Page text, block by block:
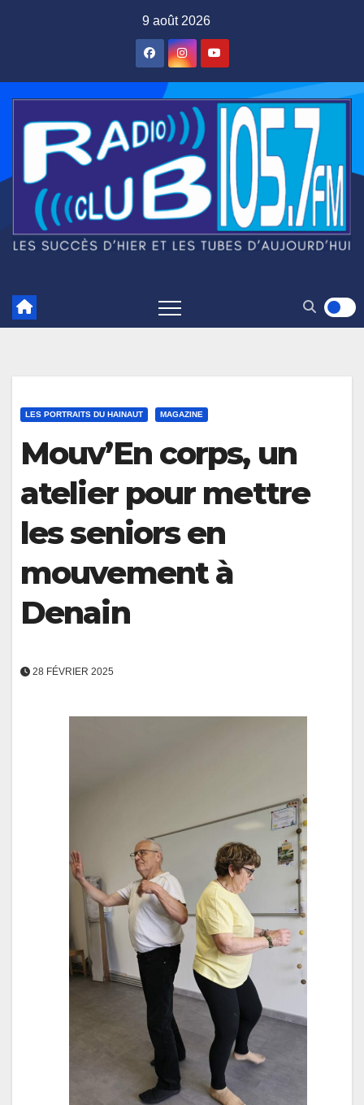
9 août 2026
LES PORTRAITS DU HAINAUT MAGAZINE
Mouv’En corps, un
atelier pour mettre
les seniors en
mouvement à
Denain
28 FÉVRIER 2025